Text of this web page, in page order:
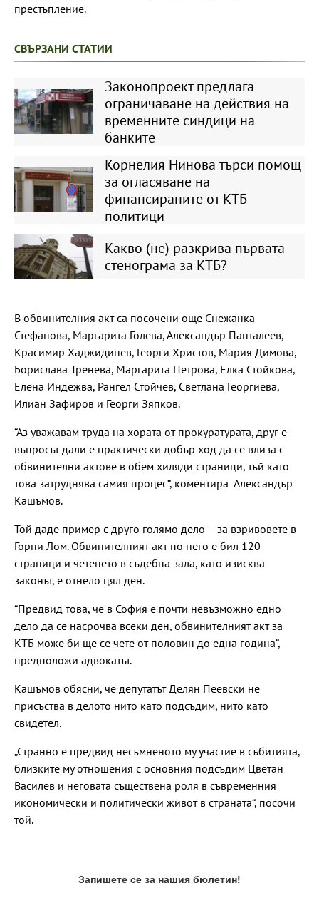
престъпление.
СВЪРЗАНИ СТАТИИ
Законопроект предлага
ограничаване на действия на
временните синдици на
банките
Корнелия Нинова търси помощ
за огласяване на
финансираните от КТБ
политици
Какво (не) разкрива първата
стенограма за КТБ?
В обвинителния акт са посочени още Снежанка
Стефанова, Маргарита Голева, Александър Панталеев,
Красимир Хаджидинев, Георги Христов, Мария Димова,
Борислава Тренева, Маргарита Петрова, Елка Стойкова,
Елена Индежва, Рангел Стойчев, Светлана Георгиева,
Илиан Зафиров и Георги Зяпков.
“Аз уважавам труда на хората от прокуратурата, друг е
въпросът дали е практически добър ход да се влиза с
обвинителни актове в обем хиляди страници, тъй като
това затруднява самия процес“, коментира Александър
Кашъмов.
Той даде пример с друго голямо дело – за взривовете в
Горни Лом. Обвинителният акт по него е бил 120
страници и четенето в съдебна зала, като изисква
законът, е отнело цял ден.
“Предвид това, че в София е почти невъзможно едно
дело да се насрочва всеки ден, обвинителният акт за
КТБ може би ще се чете от половин до една година”,
предположи адвокатът.
Кашъмов обясни, че депутатът Делян Пеевски не
присъства в делото нито като подсъдим, нито като
свидетел.
„Странно е предвид несъмненото му участие в събитията,
близките му отношения с основния подсъдим Цветан
Василев и неговата съществена роля в съвременния
икономически и политически живот в страната“, посочи
той.